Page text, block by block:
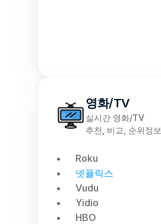
영화/TV
실시간 영화/TV
추천, 비교, 순위정보
Roku
넷플릭스
Vudu
Yidio
HBO